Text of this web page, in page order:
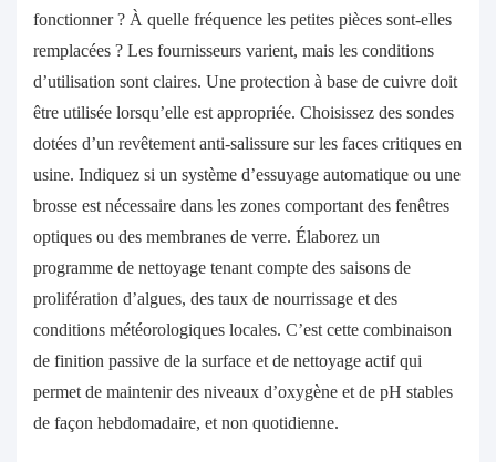
fonctionner ? À quelle fréquence les petites pièces sont-elles
remplacées ? Les fournisseurs varient, mais les conditions
d’utilisation sont claires. Une protection à base de cuivre doit
être utilisée lorsqu’elle est appropriée. Choisissez des sondes
dotées d’un revêtement anti-salissure sur les faces critiques en
usine. Indiquez si un système d’essuyage automatique ou une
brosse est nécessaire dans les zones comportant des fenêtres
optiques ou des membranes de verre. Élaborez un
programme de nettoyage tenant compte des saisons de
prolifération d’algues, des taux de nourrissage et des
conditions météorologiques locales. C’est cette combinaison
de finition passive de la surface et de nettoyage actif qui
permet de maintenir des niveaux d’oxygène et de pH stables
de façon hebdomadaire, et non quotidienne.